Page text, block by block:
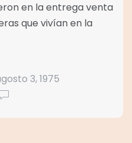
en la entrega venta
que vivían en la
3, 1975